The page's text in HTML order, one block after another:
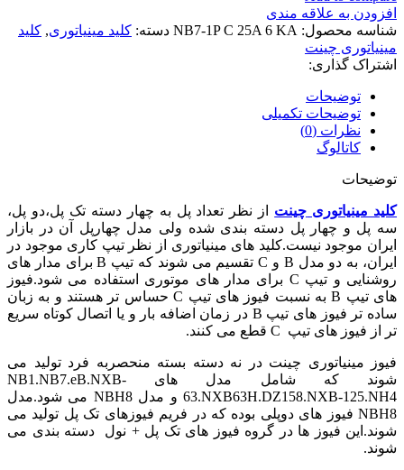
افزودن به علاقه مندی
شناسه محصول: NB7-1P C 25A 6 KA دسته: کلید مینیاتوری, کلید
مینیاتوری چینت
اشتراک گذاری:
توضیحات
توضیحات تکمیلی
نظرات (0)
کاتالوگ
توضیحات
کلید مینیاتوری چینت از نظر تعداد پل به چهار دسته تک پل،دو پل،
سه پل و چهار پل دسته بندی شده ولی مدل چهارپل آن در بازار
ایران موجود نیست.کلید های مینیاتوری از نظر تیپ کاری موجود در
ایران، به دو مدل B و C تقسیم می شوند که تیپ B برای مدار های
روشنایی و تیپ C برای مدار های موتوری استفاده می شود.فیوز
های تیپ B به نسبت فیوز های تیپ C حساس تر هستند و به زبان
ساده تر فیوز های تیپ B در زمان اضافه بار و یا اتصال کوتاه سریع
تر از فیوز های تیپ C قطع می کنند.
فیوز مینیاتوری چینت در نه دسته بسته منحصربه فرد تولید می
شوند که شامل مدل های NB1.NB7.eB.NXB-
63.NXB63H.DZ158.NXB-125.NH4 و مدل NBH8 می شود.مدل
NBH8 فیوز های دوپلی بوده که در فریم فیوزهای تک پل تولید می
شوند.این فیوز ها در گروه فیوز های تک پل + نول دسته بندی می
شوند.